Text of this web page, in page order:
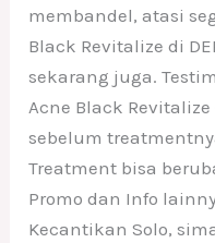
membandel, atasi
Black Revitalize di
sekarang juga.
Acne Black Revitalize
sebelum
Treatment bisa
Promo dan Info
Kecantikan Solo,